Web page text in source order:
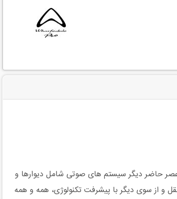
عصر حاضر دیگر سیستم های صوتی شامل دیوارها و
و از سوی دیگر با پیشرفت تکنولوژی، همه و همه